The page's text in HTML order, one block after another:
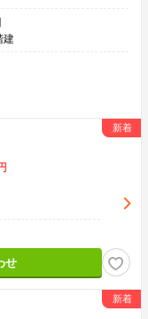
建
せ